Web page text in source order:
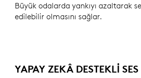
Büyük odalarda yankıyı azaltarak
edilebilir olmasını sağlar.
YAPAY ZEKÂ DESTEKLI SES